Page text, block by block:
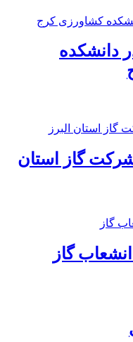
دانشکده
شرکت گاز استان
گاز